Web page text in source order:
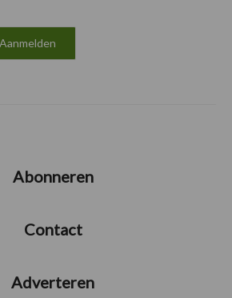
Abonneren
Contact
Adverteren